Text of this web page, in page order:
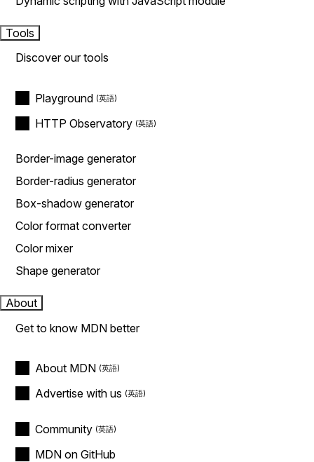
Tools
Discover our tools
Playground
HTTP Observatory
Border-image generator
Border-radius generator
Box-shadow generator
Color format converter
Color mixer
Shape generator
About
Get to know MDN better
About MDN
Advertise with us
Community
MDN on GitHub